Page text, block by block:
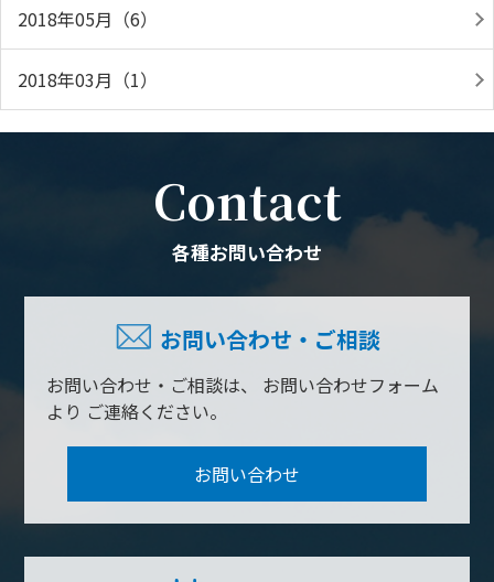
2018年05月（6）
2018年03月（1）
Contact
各種お問い合わせ
お問い合わせ・ご相談
お問い合わせ・ご相談は、
お問い合わせフォーム
より ご連絡ください。
お問い合わせ